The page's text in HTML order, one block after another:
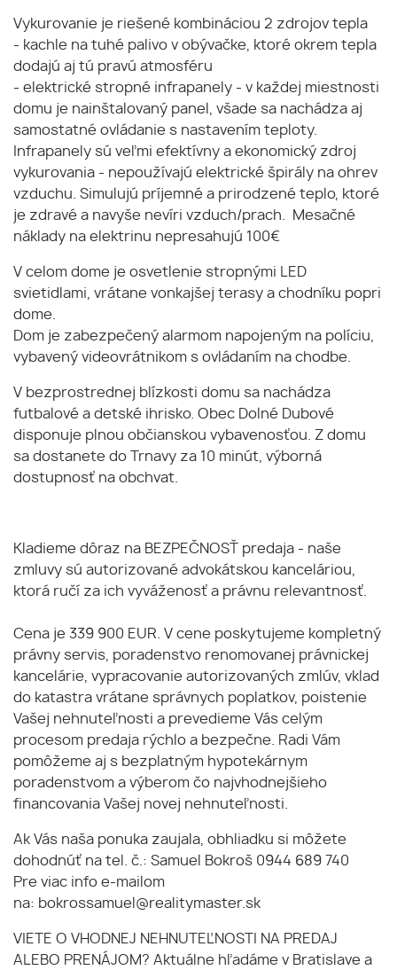
Vykurovanie je riešené kombináciou 2 zdrojov tepla
- kachle na tuhé palivo v obývačke, ktoré okrem tepla
dodajú aj tú pravú atmosféru
- elektrické stropné infrapanely - v každej miestnosti
domu je nainštalovaný panel, všade sa nachádza aj
samostatné ovládanie s nastavením teploty.
Infrapanely sú veľmi efektívny a ekonomický zdroj
vykurovania - nepoužívajú elektrické špirály na ohrev
vzduchu. Simulujú príjemné a prirodzené teplo, ktoré
je zdravé a navyše nevíri vzduch/prach. Mesačné
náklady na elektrinu nepresahujú 100€
V celom dome je osvetlenie stropnými LED
svietidlami, vrátane vonkajšej terasy a chodníku popri
dome.
Dom je zabezpečený alarmom napojeným na políciu,
vybavený videovrátnikom s ovládaním na chodbe.
V bezprostrednej blízkosti domu sa nachádza
futbalové a detské ihrisko. Obec Dolné Dubové
disponuje plnou občianskou vybavenosťou. Z domu
sa dostanete do Trnavy za 10 minút, výborná
dostupnosť na obchvat.
Kladieme dôraz na BEZPEČNOSŤ predaja - naše
zmluvy sú autorizované advokátskou kanceláriou,
ktorá ručí za ich vyváženosť a právnu relevantnosť.
Cena je 339 900 EUR. V cene poskytujeme kompletný
právny servis, poradenstvo renomovanej právnickej
kancelárie, vypracovanie autorizovaných zmlúv, vklad
do katastra vrátane správnych poplatkov, poistenie
Vašej nehnuteľnosti a prevedieme Vás celým
procesom predaja rýchlo a bezpečne. Radi Vám
pomôžeme aj s bezplatným hypotekárnym
poradenstvom a výberom čo najvhodnejšieho
financovania Vašej novej nehnuteľnosti.
Ak Vás naša ponuka zaujala, obhliadku si môžete
dohodnúť na tel. č.: Samuel Bokroš 0944 689 740
Pre viac info e-mailom
na: bokrossamuel@realitymaster.sk
VIETE O VHODNEJ NEHNUTEĽNOSTI NA PREDAJ
ALEBO PRENÁJOM? Aktuálne hľadáme v Bratislave a